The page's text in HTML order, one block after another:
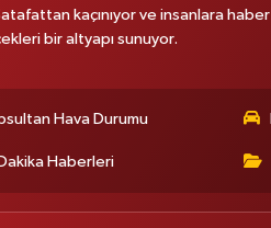
kaçınıyor ve insanlara haber
bir altyapı sunuyor.
Hava Durumu
Haberleri